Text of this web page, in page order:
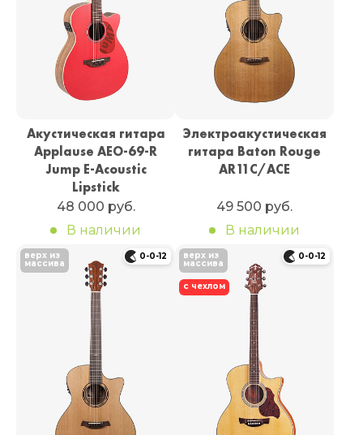
Акустическая гитара
Applause AEO-69-R
Jump E-Acoustic
Lipstick
48 000 руб.
В наличии
Электроакустическая
гитара Baton Rouge
AR11C/ACE
49 500 руб.
В наличии
верх из
массива
0-0-12 верх из
массива
с чехлом
0-0-12